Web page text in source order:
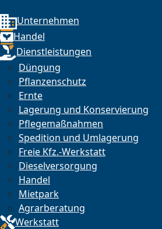
Unternehmen
Handel
Dienstleistungen
Düngung
Pflanzenschutz
Ernte
Lagerung und Konservierung
Pflegemaßnahmen
Spedition und Umlagerung
Freie Kfz.-Werkstatt
Dieselversorgung
Handel
Mietpark
Agrarberatung
Werkstatt